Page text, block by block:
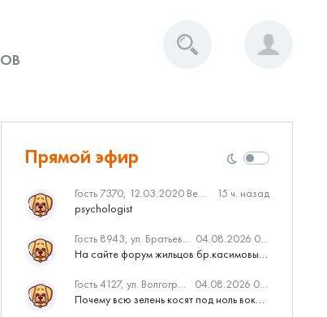
Прямой эфир
Гость 7370, 12.03.2020 Вебинар от Нмаркет.ПРО: «Актуальное об ипотеке: что нужно знать»
15 ч. назад
psychologist
Гость 8943, ул. Братьев Касимовых, 62 04.08.2026 08:34
На сайте форум жильцов бр.касимовых 62у дома растут красивые...
Гость 4127, ул. Волгоградская, 41 04.08.2026 04:46
Почему всю зелень косят под ноль вокруг дома,в полисадниках....